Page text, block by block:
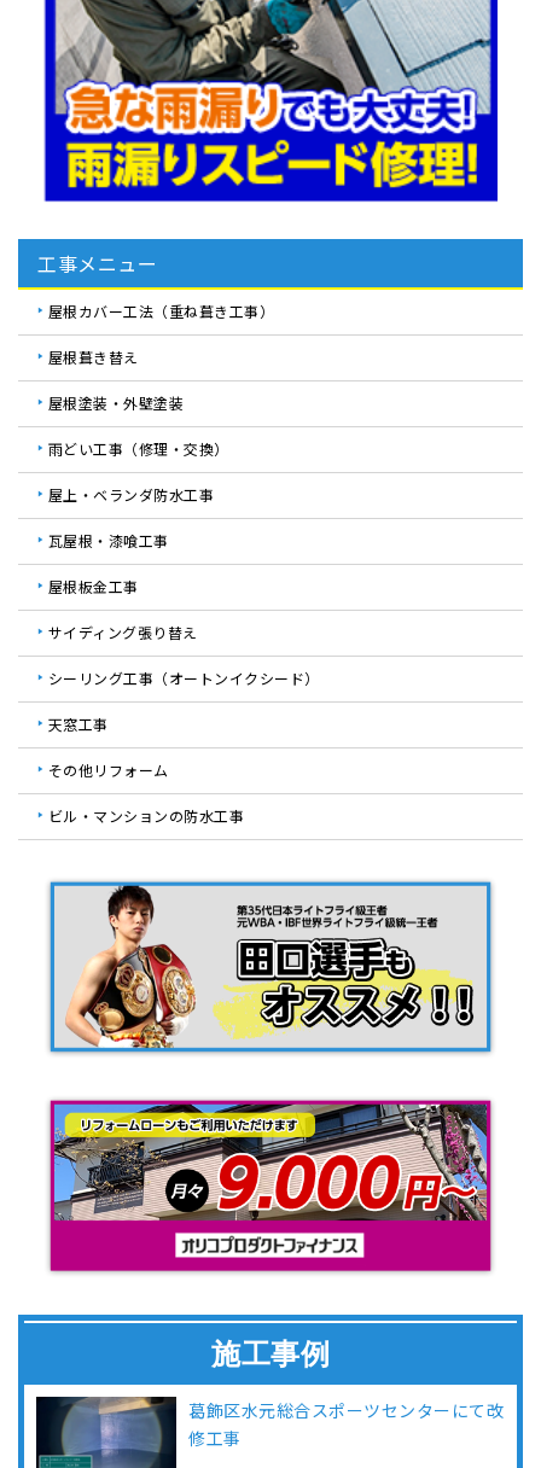
工事メニュー
屋根カバー工法（重ね葺き工事）
屋根葺き替え
屋根塗装・外壁塗装
雨どい工事（修理・交換）
屋上・ベランダ防水工事
瓦屋根・漆喰工事
屋根板金工事
サイディング張り替え
シーリング工事（オートンイクシード）
天窓工事
その他リフォーム
ビル・マンションの防水工事
施工事例
葛飾区水元総合スポーツセンターにて改
修工事